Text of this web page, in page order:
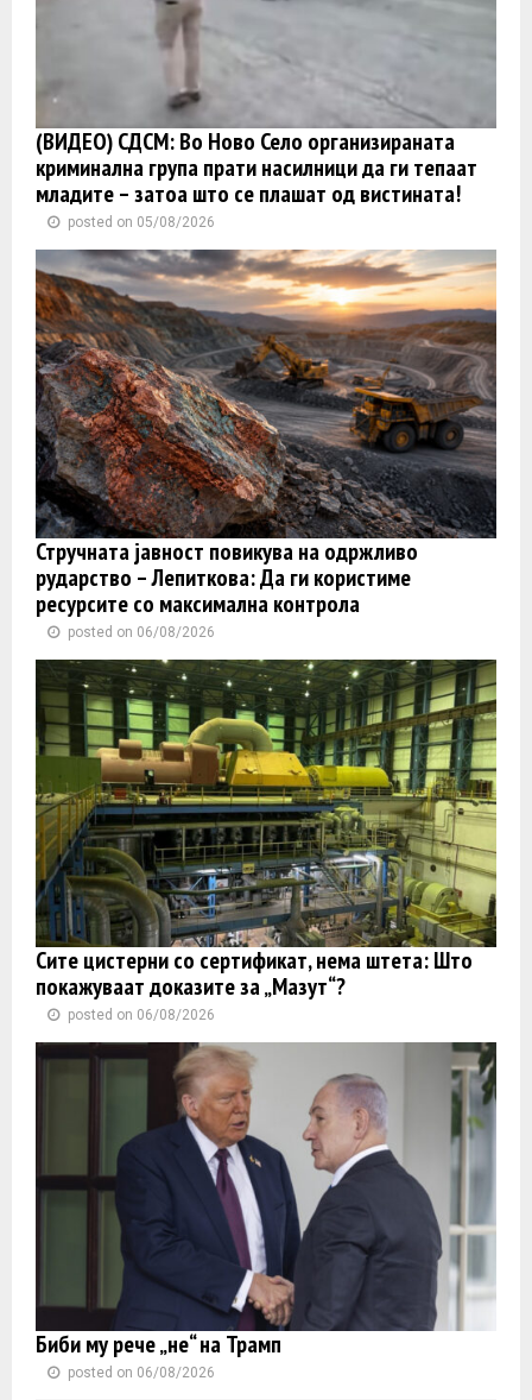
(ВИДЕО) СДСМ: Во Ново Село организираната
криминална група прати насилници да ги тепаат
младите – затоа што се плашат од вистината!
posted on 05/08/2026
Стручната јавност повикува на одржливо
рударство – Лепиткова: Да ги користиме
ресурсите со максимална контрола
posted on 06/08/2026
Сите цистерни со сертификат, нема штета: Што
покажуваат доказите за „Мазут“?
posted on 06/08/2026
Биби му рече „не“ на Трамп
posted on 06/08/2026